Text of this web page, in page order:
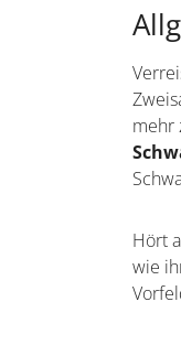
mehr
Hört
wie